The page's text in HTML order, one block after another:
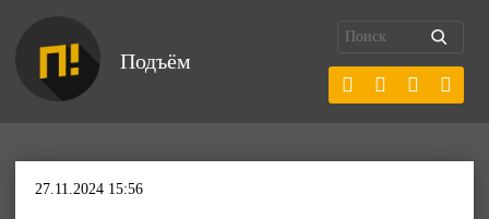
Подъём
27.11.2024 15:56